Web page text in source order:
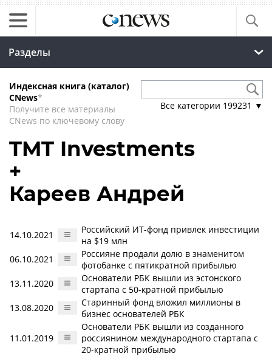
Разделы
Индексная книга (каталог)
CNews*
Получите все материалы
CNews по ключевому слову
Все категории 199231 ▼
TMT Investments
+
Кареев Андрей
14.10.2021
Российский ИТ-фонд привлек инвестиции
на $19 млн
06.10.2021
Россияне продали долю в знаменитом
фотобанке с пятикратной прибылью
13.11.2020
Основатели РБК вышли из эстонского
стартапа с 50-кратной прибылью
13.08.2020
Старинный фонд вложил миллионы в
бизнес основателей РБК
11.01.2019
Основатели РБК вышли из созданного
россиянином международного стартапа с
20-кратной прибылью